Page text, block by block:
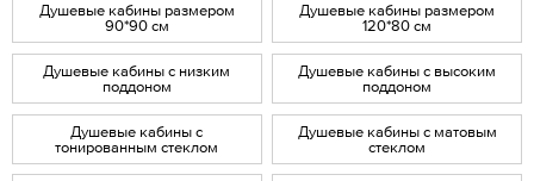
Душевые кабины размером
90*90 см
Душевые кабины размером
120*80 см
Душевые кабины с низким
поддоном
Душевые кабины с высоким
поддоном
Душевые кабины с
тонированным стеклом
Душевые кабины с матовым
стеклом